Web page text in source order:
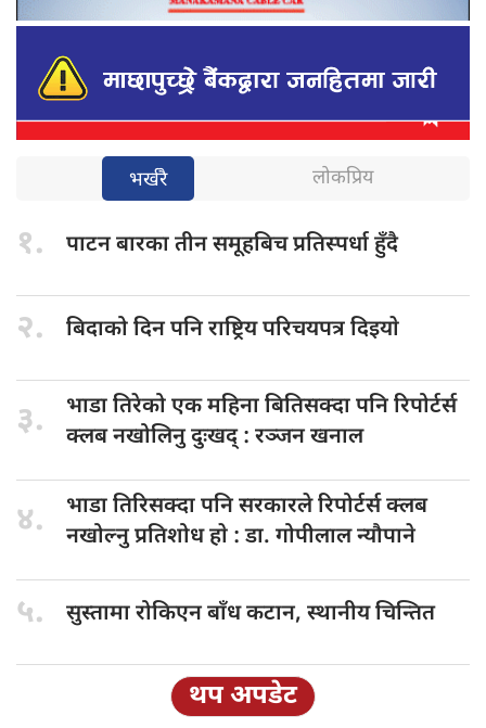
भर्खरै लोकप्रिय
१. पाटन बारकातीन समूहबिच प्रतिस्पर्धा हुँदै
२. बिदाको दिनपनि राष्ट्रिय परिचयपत्र दिइयाे
३. भाडा तिरेकोएक महिना बितिसक्दा पनि रिपोर्टर्स
क्लब नखोलिनु दुःखद् : रञ्जन खनाल
४. भाडा तिरिसक्दापनि सरकारले रिपोर्टर्स क्लब
नखोल्नु प्रतिशोध हाे : डा‍‍‍. गोपीलाल न्यौपाने
५. सुस्तामा रोकिएनबाँध कटान, स्थानीय चिन्तित
थप अपडेट